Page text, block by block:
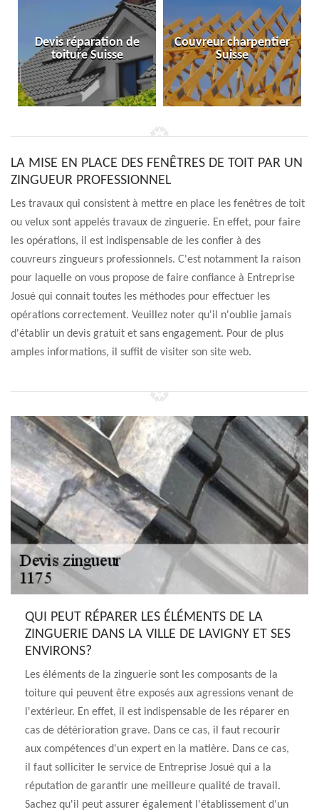
Devis réparation de
toiture Suisse
Couvreur charpentier
Suisse
LA MISE EN PLACE DES FENÊTRES DE TOIT PAR UN
ZINGUEUR PROFESSIONNEL
Les travaux qui consistent à mettre en place les fenêtres de toit
ou velux sont appelés travaux de zinguerie. En effet, pour faire
les opérations, il est indispensable de les confier à des
couvreurs zingueurs professionnels. C'est notamment la raison
pour laquelle on vous propose de faire confiance à Entreprise
Josué qui connait toutes les méthodes pour effectuer les
opérations correctement. Veuillez noter qu'il n'oublie jamais
d'établir un devis gratuit et sans engagement. Pour de plus
amples informations, il suffit de visiter son site web.
QUI PEUT RÉPARER LES ÉLÉMENTS DE LA
ZINGUERIE DANS LA VILLE DE LAVIGNY ET SES
ENVIRONS?
Les éléments de la zinguerie sont les composants de la
toiture qui peuvent être exposés aux agressions venant de
l'extérieur. En effet, il est indispensable de les réparer en
cas de détérioration grave. Dans ce cas, il faut recourir
aux compétences d'un expert en la matière. Dans ce cas,
il faut solliciter le service de Entreprise Josué qui a la
réputation de garantir une meilleure qualité de travail.
Sachez qu'il peut assurer également l'établissement d'un